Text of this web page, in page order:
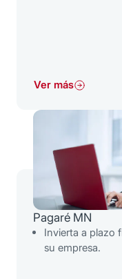
Ver más
Pagaré MN
Invierta a plazo
su empresa.